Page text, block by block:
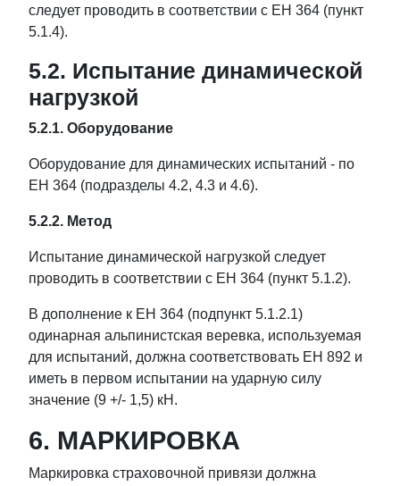
следует проводить в соответствии с ЕН 364 (пункт
5.1.4).
5.2. Испытание динамической
нагрузкой
5.2.1. Оборудование
Оборудование для динамических испытаний - по
ЕН 364 (подразделы 4.2, 4.3 и 4.6).
5.2.2. Метод
Испытание динамической нагрузкой следует
проводить в соответствии с ЕН 364 (пункт 5.1.2).
В дополнение к ЕН 364 (подпункт 5.1.2.1)
одинарная альпинистская веревка, используемая
для испытаний, должна соответствовать ЕН 892 и
иметь в первом испытании на ударную силу
значение (9 +/- 1,5) кН.
6. МАРКИРОВКА
Маркировка страховочной привязи должна